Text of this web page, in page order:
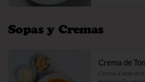
Sopas y Cremas
Crema de
Crema a base de